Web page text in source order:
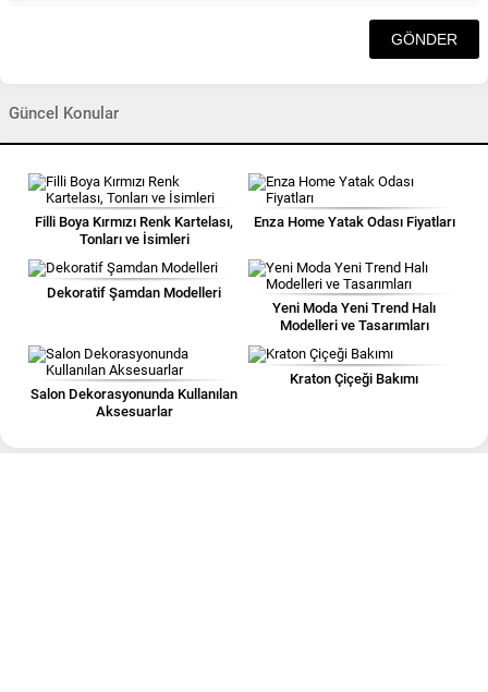
Güncel Konular
Filli Boya Kırmızı Renk Kartelası,
Tonları ve İsimleri
Enza Home Yatak Odası Fiyatları
Dekoratif Şamdan Modelleri
Yeni Moda Yeni Trend Halı
Modelleri ve Tasarımları
Salon Dekorasyonunda Kullanılan
Aksesuarlar
Kraton Çiçeği Bakımı